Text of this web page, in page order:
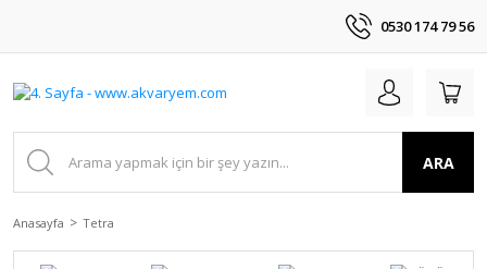
0530 174 79 56
ARA
Anasayfa Tetra